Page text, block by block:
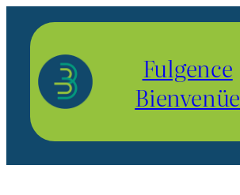
contenu
Fulgence
Bienvenüe